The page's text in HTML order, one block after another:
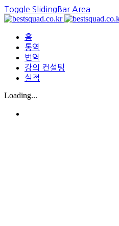
Toggle SlidingBar Area
홈
통역
번역
강의 컨설팅
실적
Loading...